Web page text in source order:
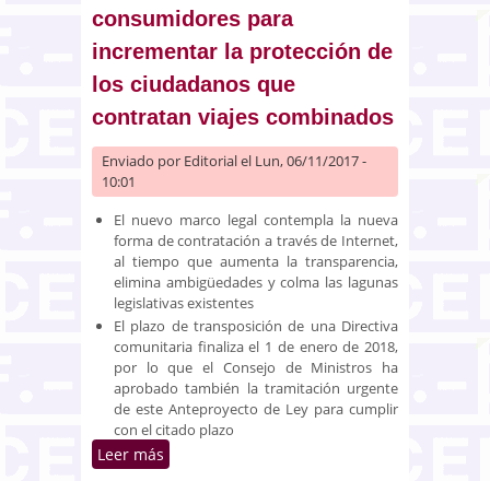
consumidores para
incrementar la protección de
los ciudadanos que
contratan viajes combinados
Enviado por Editorialel Lun, 06/11/2017 -
10:01
El nuevo marco legal contempla la nueva
forma de contratación a través de Internet,
al tiempo que aumenta la transparencia,
elimina ambigüedades y colma las lagunas
legislativas existentes
El plazo de transposición de una Directiva
comunitaria finaliza el 1 de enero de 2018,
por lo que el Consejo de Ministros ha
aprobado también la tramitación urgente
de este Anteproyecto de Ley para cumplir
con el citado plazo
Leer más